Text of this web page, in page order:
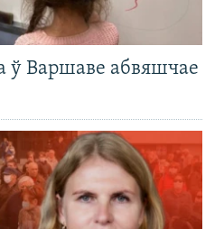
ў Варшаве абвяшчае